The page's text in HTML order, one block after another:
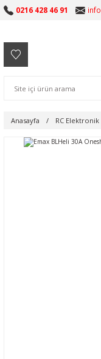
0216 428 46 91 info
Anasayfa RC Elektronik